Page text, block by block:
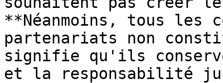
**Néanmoins, tous
partenariats non
signifie qu'ils
et la responsabilité